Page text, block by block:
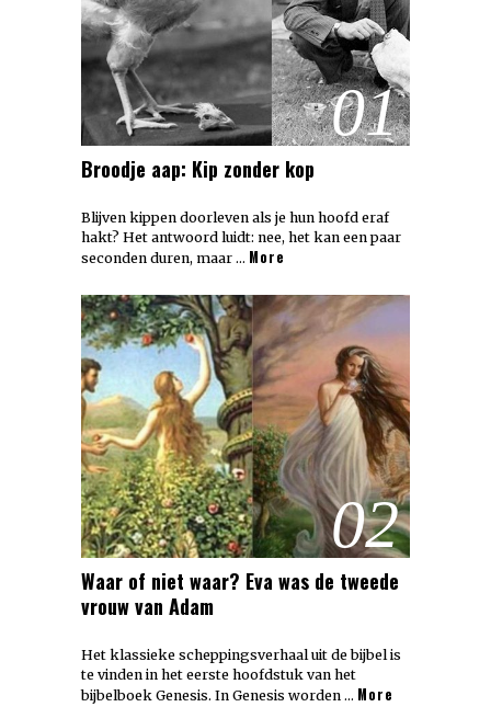
01
Broodje aap: Kip zonder kop
Blijven kippen doorleven als je hun hoofd eraf
hakt? Het antwoord luidt: nee, het kan een paar
seconden duren, maar … More
02
Waar of niet waar? Eva was de tweede
vrouw van Adam
Het klassieke scheppingsverhaal uit de bijbel is
te vinden in het eerste hoofdstuk van het
bijbelboek Genesis. In Genesis worden … More